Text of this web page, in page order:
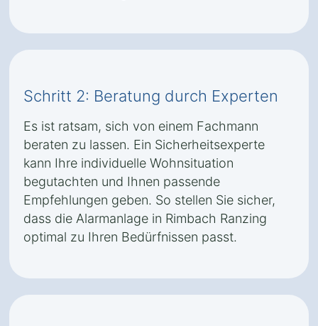
Schritt 2: Beratung durch Experten
Es ist ratsam, sich von einem Fachmann
beraten zu lassen. Ein Sicherheitsexperte
kann Ihre individuelle Wohnsituation
begutachten und Ihnen passende
Empfehlungen geben. So stellen Sie sicher,
dass die Alarmanlage in Rimbach Ranzing
optimal zu Ihren Bedürfnissen passt.